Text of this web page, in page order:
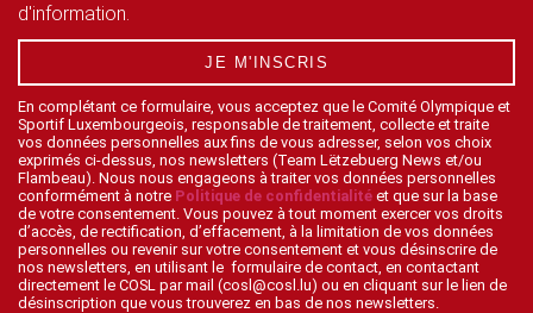
d'information.
JE M'INSCRIS
En complétant ce formulaire, vous acceptez que le Comité Olympique et
Sportif Luxembourgeois, responsable de traitement, collecte et traite
vos données personnelles aux fins de vous adresser, selon vos choix
exprimés ci-dessus, nos newsletters (Team Lëtzebuerg News et/ou
Flambeau). Nous nous engageons à traiter vos données personnelles
conformément à notre Politique de confidentialité et que sur la base
de votre consentement. Vous pouvez à tout moment exercer vos droits
d’accès, de rectification, d’effacement, à la limitation de vos données
personnelles ou revenir sur votre consentement et vous désinscrire de
nos newsletters, en utilisant le formulaire de contact, en contactant
directement le COSL par mail (cosl@cosl.lu) ou en cliquant sur le lien de
désinscription que vous trouverez en bas de nos newsletters.